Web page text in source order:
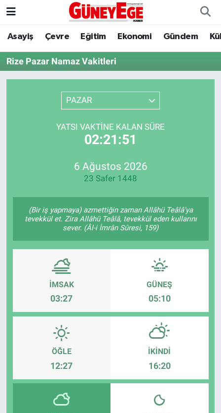
Asayiş Çevre Eğitim Ekonomi Gündem
Rize Pazar Namaz Vakitleri
PAZAR
YATSI VAKTINE KALAN SÜRE
02:21:51
6 Ağustos 2026
23 Safer 1448
(Bir iş yapmaya) azmettiğin zaman Allâhü Teâlâ'ya
tevekkül et. Zira Allâhü Teâlâ, tevekkül eden kullarını
sever. (Âl-i İmrân Sûresi, 159)
İMSAK
03:27
GÜNEŞ
05:10
ÖĞLE
12:27
İKINDI
16:20
Asayiş
Çevre
Kültür Sanat
Politika
Sağlık
Yaşam
Tarım
İstanbul Hava Durumu
İstanbul Trafik Yoğunluk Haritası
Son Dakika Haberleri